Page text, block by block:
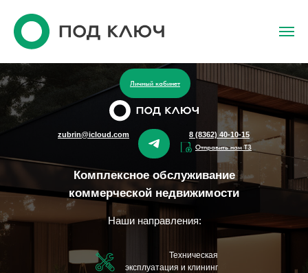
Личный кабинет
zubrin@icloud.com 8 (8362) 40-10-15
Комплексное обслуживание
коммерческой недвижимости
Наши направления:
Техническая
эксплуатация и клининг
Отправить нам ТЗ